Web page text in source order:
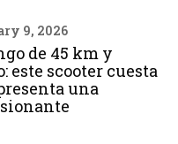
9, 2026
de 45 km y
este scooter cuesta
una